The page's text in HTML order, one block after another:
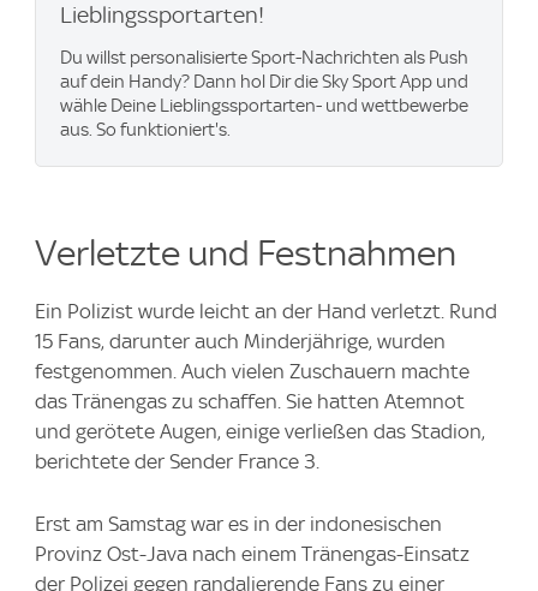
Lieblingssportarten!
Du willst personalisierte Sport-Nachrichten als Push
auf dein Handy? Dann hol Dir die Sky Sport App und
wähle Deine Lieblingssportarten- und wettbewerbe
aus. So funktioniert's.
Verletzte und Festnahmen
Ein Polizist wurde leicht an der Hand verletzt. Rund
15 Fans, darunter auch Minderjährige, wurden
festgenommen. Auch vielen Zuschauern machte
das Tränengas zu schaffen. Sie hatten Atemnot
und gerötete Augen, einige verließen das Stadion,
berichtete der Sender France 3.
Erst am Samstag war es in der indonesischen
Provinz Ost-Java nach einem Tränengas-Einsatz
der Polizei gegen randalierende Fans zu einer